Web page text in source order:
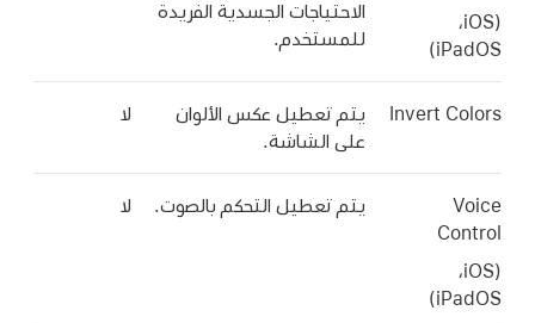
‏(iOS،‏
iPadOS)
الاحتياجات الجسدية الفريدة
للمستخدم.
Invert Colors
يتم تعطيل عكس الألوان
على الشاشة.
لا
Voice
Control
‏(iOS،‏
iPadOS)
يتم تعطيل التحكم بالصوت. لا